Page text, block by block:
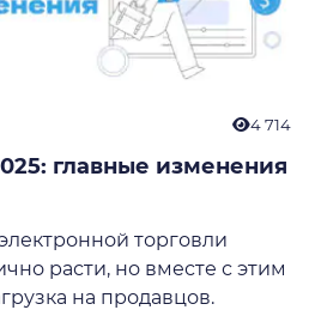
4 714
главные изменения
торговли
расти, но вместе с этим
на продавцов.